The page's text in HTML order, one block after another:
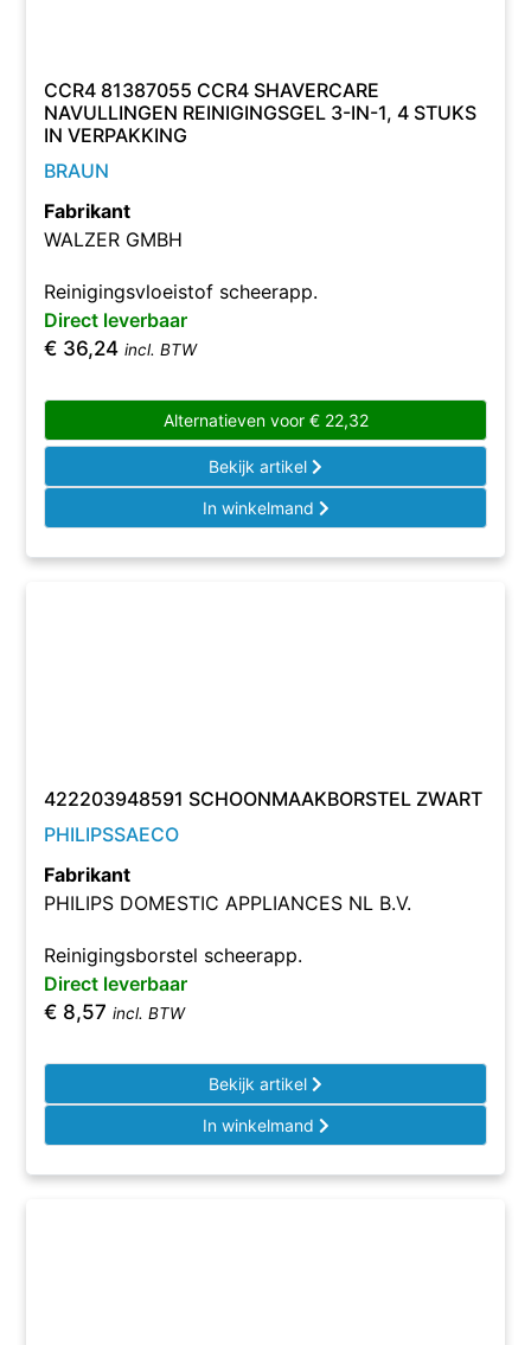
CCR4 81387055 CCR4 SHAVERCARE
NAVULLINGEN REINIGINGSGEL 3-IN-1, 4 STUKS
IN VERPAKKING
BRAUN
Fabrikant
WALZER GMBH
Reinigingsvloeistof scheerapp.
Direct leverbaar
€ 36,24 incl. BTW
Alternatieven voor €22,32
Bekijk artikel
In winkelmand
422203948591 SCHOONMAAKBORSTEL ZWART
PHILIPSSAECO
Fabrikant
PHILIPS DOMESTIC APPLIANCES NL B.V.
Reinigingsborstel scheerapp.
Direct leverbaar
€ 8,57 incl. BTW
Bekijk artikel
In winkelmand